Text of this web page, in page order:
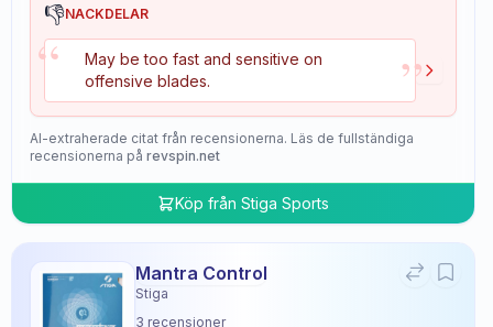
👎NACKDELAR
“
May be too fast and sensitive on
offensive blades.
”
AI-extraherade citat från recensionerna. Läs de fullständiga
recensionerna på revspin.net
Köp från Stiga Sports
Mantra Control
Stiga
3 recensioner